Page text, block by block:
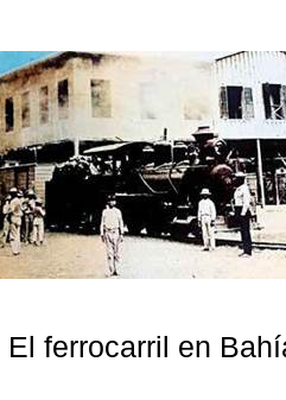
El ferrocarril en